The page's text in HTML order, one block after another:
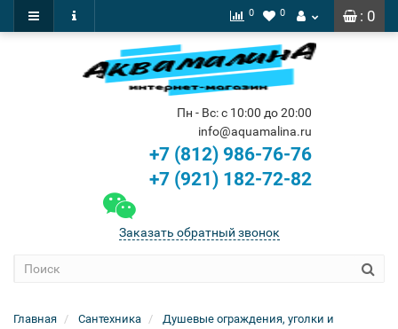
: 0
0 0
Пн - Вс: с 10:00 до 20:00
info@aquamalina.ru
+7 (812) 986-76-76
+7 (921) 182-72-82
Заказать обратный звонок
Главная Сантехника
Душевые ограждения, уголки и